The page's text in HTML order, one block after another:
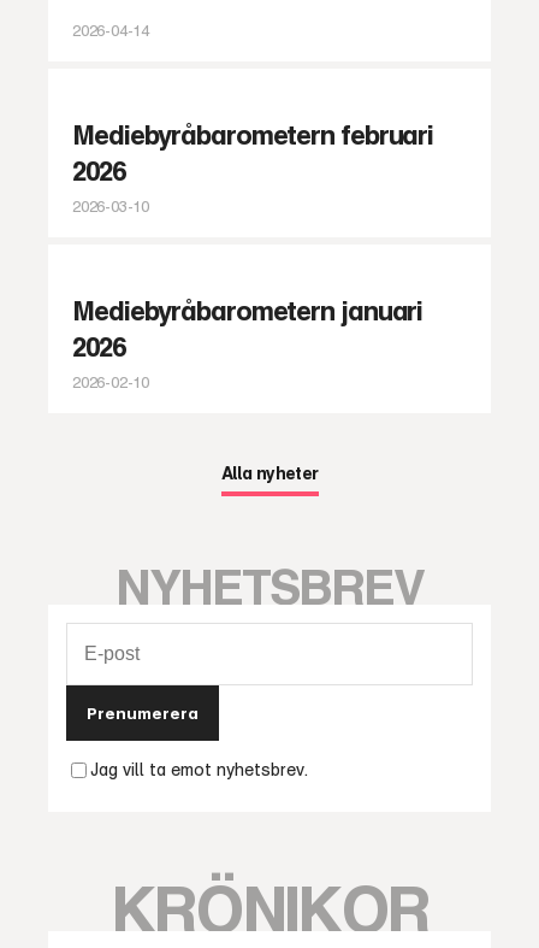
2026-04-14
Mediebyråbarometern februari
2026
2026-03-10
Mediebyråbarometern januari
2026
2026-02-10
Alla nyheter
NYHETSBREV
Prenumerera
Jag vill ta emot nyhetsbrev.
KRÖNIKOR